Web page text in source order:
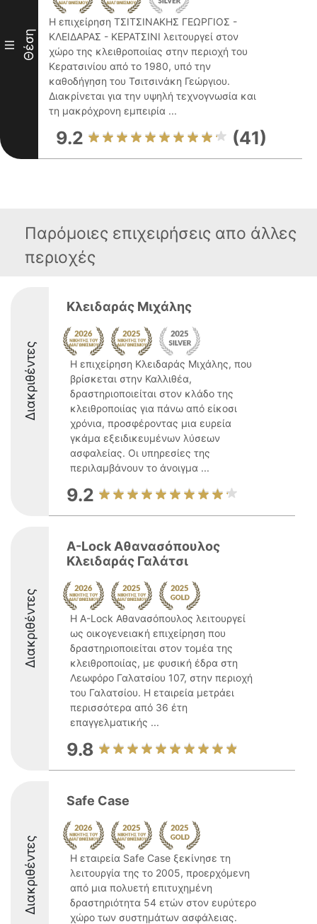
III Θέση
Η επιχείρηση ΤΣΙΤΣΙΝΑΚΗΣ ΓΕΩΡΓΙΟΣ -
ΚΛΕΙΔΑΡΑΣ - ΚΕΡΑΤΣΙΝΙ λειτουργεί στον
χώρο της κλειθροποιίας στην περιοχή του
Κερατσινίου από το 1980, υπό την
καθοδήγηση του Τσιτσινάκη Γεώργιου.
Διακρίνεται για την υψηλή τεχνογνωσία και
τη μακρόχρονη εμπειρία ...
9.2 (41)
Παρόμοιες επιχειρήσεις απο άλλες
περιοχές
Διακριθέντες
Κλειδαράς Μιχάλης
Η επιχείρηση Κλειδαράς Μιχάλης, που
βρίσκεται στην Καλλιθέα,
δραστηριοποιείται στον κλάδο της
κλειθροποιίας για πάνω από είκοσι
χρόνια, προσφέροντας μια ευρεία
γκάμα εξειδικευμένων λύσεων
ασφαλείας. Οι υπηρεσίες της
περιλαμβάνουν το άνοιγμα ...
9.2
Διακριθέντες
A-Lock Αθανασόπουλος
Κλειδαράς Γαλάτσι
Η A-Lock Αθανασόπουλος λειτουργεί
ως οικογενειακή επιχείρηση που
δραστηριοποιείται στον τομέα της
κλειθροποιίας, με φυσική έδρα στη
Λεωφόρο Γαλατσίου 107, στην περιοχή
του Γαλατσίου. Η εταιρεία μετράει
περισσότερα από 36 έτη
επαγγελματικής ...
9.8
Διακριθέντες
Safe Case
Η εταιρεία Safe Case ξεκίνησε τη
λειτουργία της το 2005, προερχόμενη
από μια πολυετή επιτυχημένη
δραστηριότητα 54 ετών στον ευρύτερο
χώρο των συστημάτων ασφάλειας.